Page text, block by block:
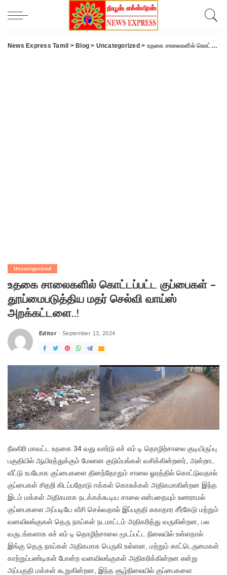
News Express Tamil > Blog > Uncategorized > உதகை சாலைகளில் கொட்டப்பட்ட குப்பைகள் – தூய்மைபடுத்திய மதர் செல்வி வாய்ஸ் அறக்கட்டளை..!
Uncategorized
உதகை சாலைகளில் கொட்டப்பட்ட குப்பைகள் –
தூய்மைபடுத்திய மதர் செல்வி வாய்ஸ்
அறக்கட்டளை..!
Posted
Editor September 13, 2024
நீலகிரி மாவட்ட உதகை 34 வது வார்டு எச் எம் டி தொழிற்சாலை குடியிருப்பு
பகுதியில் ஆயிரத்துக்கும் மேலான குடும்பங்கள் வசிக்கின்றனர், அன்றாட
வீட்டு உபயோக குப்பைகளை தினந்தோறும் சாலை ஓரத்தில் கொட்டுவதால்
குப்பைகள் சிதறி கிடப்பதோடு ஈக்கள் கொசுக்கள் அதிகமாகின்றன இந்த
இடம் மக்கள் அதிகமாக நடக்கக்கூடிய சாலை என்பதையும் உணராமல்
குப்பைகளை அப்படியே வீசி செல்வதால் இப்பகுதி சுகாதார சீர்கேடு மற்றும்
வனவிலங்குகள் தெரு நாய்கள் நடமாட்டம் அதிகரித்து வருகின்றன, பல
வருடங்களாக எச் எம் டி தொழிற்சாலை மூடப்பட்ட நிலையில் உள்ளதால்
இங்கு தெரு நாய்கள் அதிகமாக பெருகி உள்ளன, மற்றும் காட்டெருமைகள்
காற்றுப்பண்டிகள் போன்ற வனவிலங்குகள் அதிகரிக்கின்றன என்று
அப்பகுதி மக்கள் கூறுகின்றன, இந்த சூழ்நிலையில் குப்பைகளை